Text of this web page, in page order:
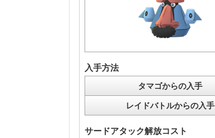
入手方法
タマゴからの入手
レイドバトルからの入手
サードアタック解放コスト